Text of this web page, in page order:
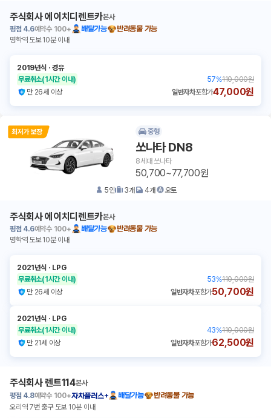
주식회사 에이치디렌트카본사
평점 4.6예약수 100+ 배달가능
반려동물 가능
명학역 도보 10분 이내
2019년식 ㆍ경유
무료취소(1시간 이내) 57%110,000원
만 26세 이상
일반자차포함가47,000원
중형
쏘나타 DN8
8세대 쏘나타
50,700~77,700원
5인 3개 4개 오토
주식회사 에이치디렌트카본사
평점 4.6예약수 100+ 배달가능
반려동물 가능
명학역 도보 10분 이내
2021년식 ㆍ LPG
무료취소(1시간 이내) 53%110,000원
만 26세 이상
일반자차포함가50,700원
2021년식 ㆍ LPG
무료취소(1시간 이내) 43%110,000원
만 21세 이상
일반자차포함가62,500원
주식회사 렌트114본사
평점 4.8예약수 100+자차플러스+ 배달가능
반려동물 가능
오리역 7번 출구 도보 10분 이내